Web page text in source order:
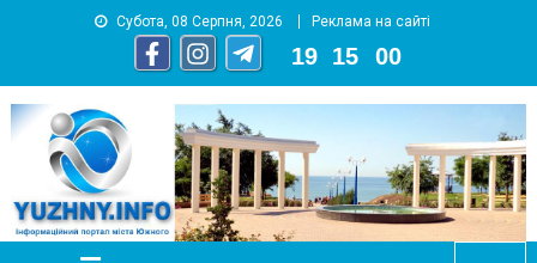
Субота, 08 Серпня, 2026 Реклама на сайті
19 15 02
YUZHNY.INFO
информационный портал города Южный